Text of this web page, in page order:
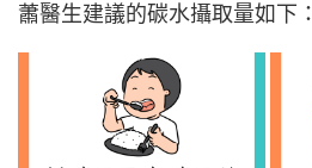
蕭醫生建議的碳水攝取量如下：